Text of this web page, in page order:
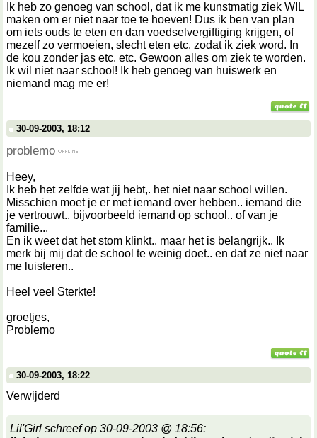
Ik heb zo genoeg van school, dat ik me kunstmatig ziek WIL
maken om er niet naar toe te hoeven! Dus ik ben van plan
om iets ouds te eten en dan voedselvergiftiging krijgen, of
mezelf zo vermoeien, slecht eten etc. zodat ik ziek word. In
de kou zonder jas etc. etc. Gewoon alles om ziek te worden.
Ik wil niet naar school! Ik heb genoeg van huiswerk en
niemand mag me er!
30-09-2003, 18:12
problemo
Heey,
Ik heb het zelfde wat jij hebt,. het niet naar school willen.
Misschien moet je er met iemand over hebben.. iemand die
je vertrouwt.. bijvoorbeeld iemand op school.. of van je
familie...
En ik weet dat het stom klinkt.. maar het is belangrijk.. Ik
merk bij mij dat de school te weinig doet.. en dat ze niet naar
me luisteren..
Heel veel Sterkte!
groetjes,
Problemo
30-09-2003, 18:22
Verwijderd
Lil'Girl schreef op 30-09-2003 @ 18:56: